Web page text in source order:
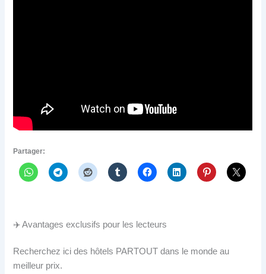
Partager:
✈️ Avantages exclusifs pour les lecteurs
Recherchez ici des hôtels PARTOUT dans le monde au
meilleur prix.